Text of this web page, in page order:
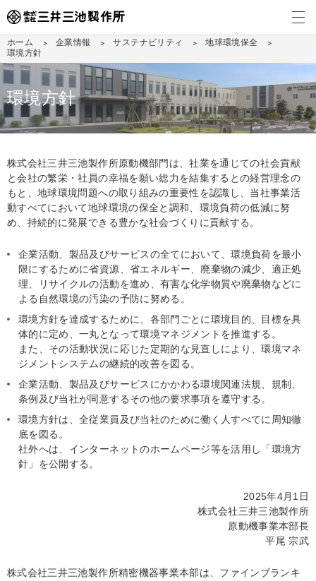
ホーム 企業情報 サステナビリティ
地球環境保全
環境方針
環境方針
株式会社三井三池製作所原動機部門は、社業を通じての社会貢献
と会社の繁栄・社員の幸福を願い総力を結集するとの経営理念の
もと、地球環境問題への取り組みの重要性を認識し、当社事業活
動すべてにおいて地球環境の保全と調和、環境負荷の低減に努
め、持続的に発展できる豊かな社会づくりに貢献する。
企業活動、製品及びサービスの全てにおいて、環境負荷を最小
限にするために省資源、省エネルギー、廃棄物の減少、適正処
理、リサイクルの活動を進め、有害な化学物質や廃棄物などに
よる自然環境の汚染の予防に努める。
環境方針を達成するために、各部門ごとに環境目的、目標を具
体的に定め、一丸となって環境マネジメントを推進する。
また、その活動状況に応じた定期的な見直しにより、環境マネ
ジメントシステムの継続的改善を図る。
企業活動、製品及びサービスにかかわる環境関連法規、規制、
条例及び当社が同意するその他の要求事項を遵守する。
環境方針は、全従業員及び当社のために働く人すべてに周知徹
底を図る。
社外へは、インターネットのホームページ等を活用し「環境方
針」を公開する。
2025年4月1日
株式会社三井三池製作所
原動機事業本部長
平尾 宗武
株式会社三井三池製作所精密機器事業本部は、ファインブランキ